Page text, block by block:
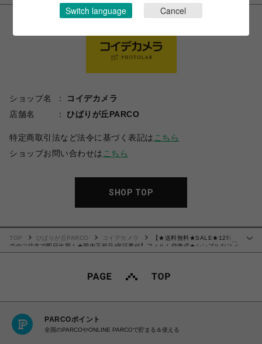
ショップ名
コイデカメラ
店舗名
ひばりが丘PARCO
特定商取引法など法令に基づく表記は こちら
ショップお問い合わせは こちら
SHOP TOP
…
TOP ひばりが丘PARCO コイデカメラ
【★送料無料★SALE★12時ま
でのご注文で即日出荷！★国内正規品/保証書付】フィルム交換式★シンプルなフィ
ルムカメラ「KODAK（コダック）ULTRA F9」ホワイト×グリーン
PARCOポイント
全国のPARCOやONLINE PARCOで貯まる＆使える
Switch language Cancel